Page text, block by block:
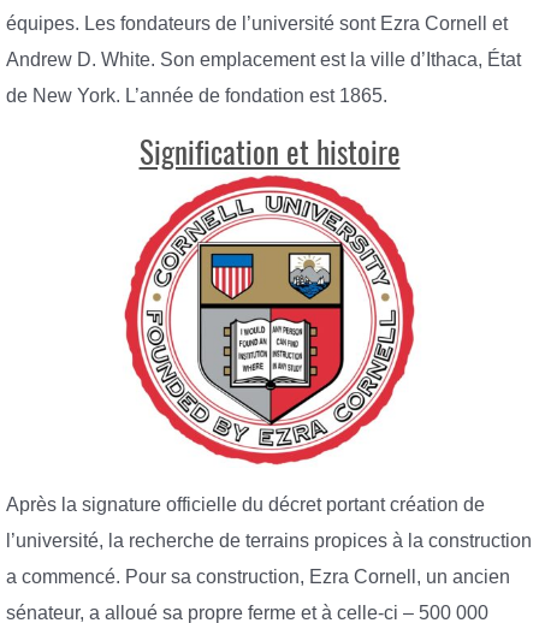
équipes. Les fondateurs de l’université sont Ezra Cornell et
Andrew D. White. Son emplacement est la ville d’Ithaca, État
de New York. L’année de fondation est 1865.
Signification et histoire
Après la signature officielle du décret portant création de
l’université, la recherche de terrains propices à la construction
a commencé. Pour sa construction, Ezra Cornell, un ancien
sénateur, a alloué sa propre ferme et à celle-ci – 500 000